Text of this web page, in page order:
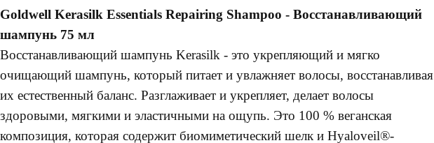
Goldwell Kerasilk Essentials Repairing Shampoo - Восстанавливающий
шампунь 75 мл
Восстанавливающий шампунь Kerasilk - это укрепляющий и мягко
очищающий шампунь, который питает и увлажняет волосы, восстанавливая
их естественный баланс. Разглаживает и укрепляет, делает волосы
здоровыми, мягкими и эластичными на ощупь. Это 100 % веганская
композиция, которая содержит биомиметический шелк и Hyaloveil®-